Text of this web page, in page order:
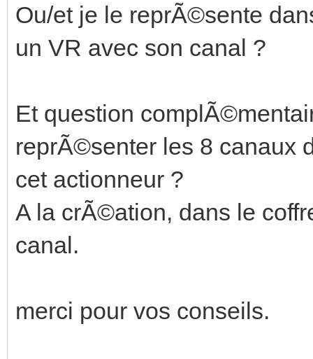
Ou/et je le reprÃ©sente
un VR avec son canal ?
Et question
reprÃ©senter les 8 canaux
cet actionneur ?
A la crÃ©ation, dans le
canal.
merci pour vos conseils.